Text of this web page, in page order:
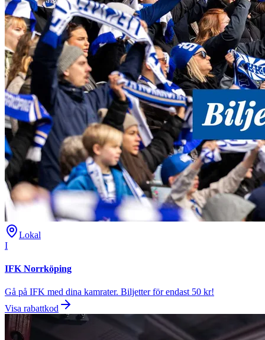
Lokal
I
IFK Norrköping
Gå på IFK med dina kamrater. Biljetter för endast 50 kr!
Visa rabattkod